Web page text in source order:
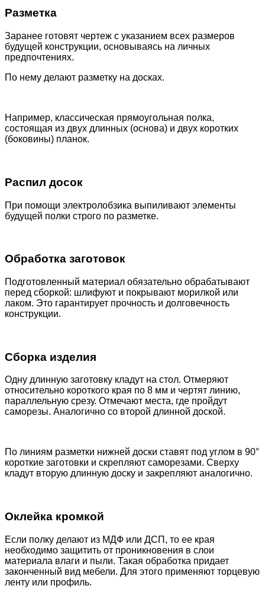
Разметка
Заранее готовят чертеж с указанием всех размеров
будущей конструкции, основываясь на личных
предпочтениях.
По нему делают разметку на досках.
Например, классическая прямоугольная полка,
состоящая из двух длинных (основа) и двух коротких
(боковины) планок.
Распил досок
При помощи электролобзика выпиливают элементы
будущей полки строго по разметке.
Обработка заготовок
Подготовленный материал обязательно обрабатывают
перед сборкой: шлифуют и покрывают морилкой или
лаком. Это гарантирует прочность и долговечность
конструкции.
Сборка изделия
Одну длинную заготовку кладут на стол. Отмеряют
относительно короткого края по 8 мм и чертят линию,
параллельную срезу. Отмечают места, где пройдут
саморезы. Аналогично со второй длинной доской.
По линиям разметки нижней доски ставят под углом в 90°
короткие заготовки и скрепляют саморезами. Сверху
кладут вторую длинную доску и закрепляют аналогично.
Оклейка кромкой
Если полку делают из МДФ или ДСП, то ее края
необходимо защитить от проникновения в слои
материала влаги и пыли. Такая обработка придает
законченный вид мебели. Для этого применяют торцевую
ленту или профиль.